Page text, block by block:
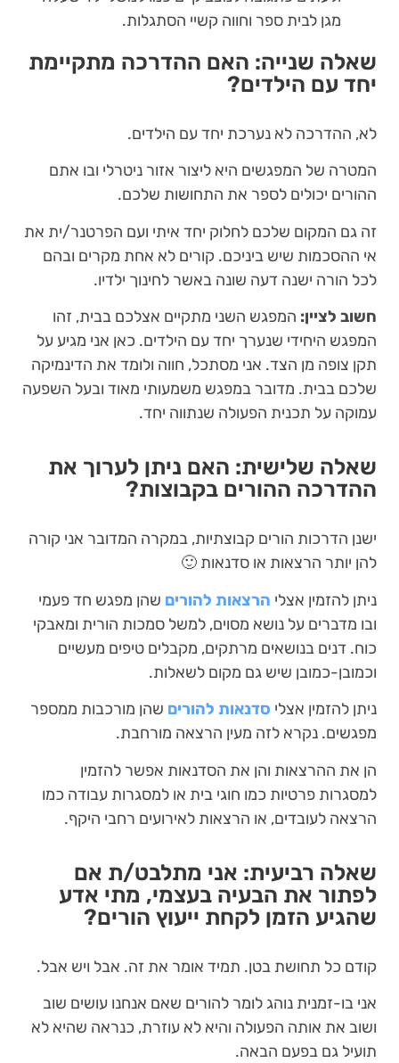
מגן לבית ספר וחווה קשיי הסתגלות.
שאלה שנייה: האם ההדרכה מתקיימת
יחד עם הילדים?
לא, ההדרכה לא נערכת יחד עם הילדים.
המטרה של המפגשים היא ליצור אזור ניטרלי ובו אתם
ההורים יכולים לספר את התחושות שלכם.
זה גם המקום שלכם לחלוק יחד איתי ועם הפרטנר/ית את
אי ההסכמות שיש ביניכם. קורים לא אחת מקרים ובהם
לכל הורה ישנה דעה שונה באשר לחינוך ילדיו.
חשוב לציין: המפגש השני מתקיים אצלכם בבית, זהו
המפגש היחידי שנערך יחד עם הילדים. כאן אני מגיע על
תקן צופה מן הצד. אני מסתכל, חווה ולומד את הדינמיקה
שלכם בבית. מדובר במפגש משמעותי מאוד ובעל השפעה
עמוקה על תכנית הפעולה שנתווה יחד.
שאלה שלישית: האם ניתן לערוך את
ההדרכה ההורים בקבוצות?
ישנן הדרכות הורים קבוצתיות, במקרה המדובר אני קורה
להן יותר הרצאות או סדנאות 🙂
ניתן להזמין אצלי הרצאות להורים שהן מפגש חד פעמי
ובו מדברים על נושא מסוים, למשל סמכות הורית ומאבקי
כוח. דנים בנושאים מרתקים, מקבלים טיפים מעשיים
וכמובן-כמובן שיש גם מקום לשאלות.
ניתן להזמין אצלי סדנאות להורים שהן מורכבות ממספר
מפגשים. נקרא לזה מעין הרצאה מורחבת.
הן את ההרצאות והן את הסדנאות אפשר להזמין
למסגרות פרטיות כמו חוגי בית או למסגרות עבודה כמו
הרצאה לעובדים, או הרצאות לאירועים רחבי היקף.
שאלה רביעית: אני מתלבט/ת אם
לפתור את הבעיה בעצמי, מתי אדע
שהגיע הזמן לקחת ייעוץ הורים?
קודם כל תחושת בטן. תמיד אומר את זה. אבל ויש אבל.
אני בו-זמנית נוהג לומר להורים שאם אנחנו עושים שוב
ושוב את אותה הפעולה והיא לא עוזרת, כנראה שהיא לא
תועיל גם בפעם הבאה.